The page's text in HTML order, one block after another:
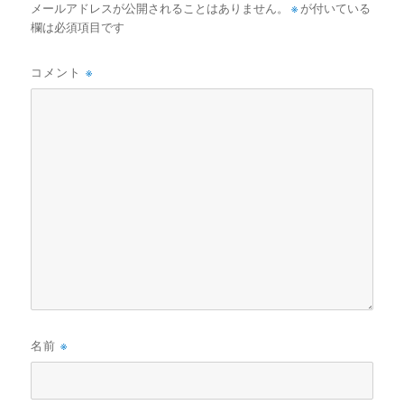
メールアドレスが公開されることはありません。 ※ が付いている
欄は必須項目です
コメント※
名前※